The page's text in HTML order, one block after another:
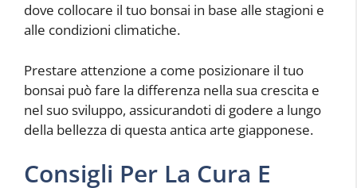
dove collocare il tuo bonsai in base alle stagioni e
alle condizioni climatiche.
Prestare attenzione a come posizionare il tuo
bonsai può fare la differenza nella sua crescita e
nel suo sviluppo, assicurandoti di godere a lungo
della bellezza di questa antica arte giapponese.
Consigli Per La Cura E